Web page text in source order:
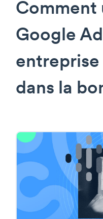
Comment
Google
entreprise
dans la